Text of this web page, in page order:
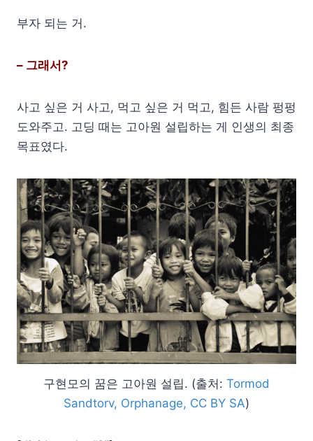
부자 되는 거.
– 그래서?
사고 싶은 거 사고, 먹고 싶은 거 먹고, 힘든 사람 펑펑
도와주고. 고딩 때는 고아원 설립하는 게 인생의 최종
목표였다.
구현모의 꿈은 고아원 설립. (출처: Tormod
Sandtorv, Orphanage, CC BY SA)